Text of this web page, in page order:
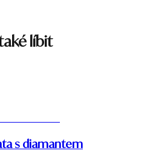
líbit
s diamantem